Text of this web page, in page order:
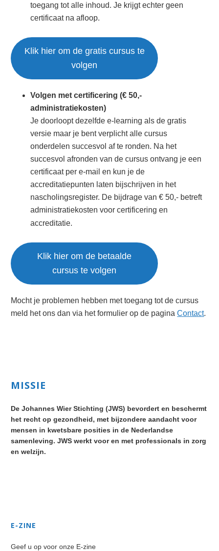
toegang tot alle inhoud. Je krijgt echter geen
certificaat na afloop.
Klik hier om de gratis cursus te
volgen
Volgen met certificering (€ 50,-
administratiekosten)
Je doorloopt dezelfde e-learning als de gratis
versie maar je bent verplicht alle cursus
onderdelen succesvol af te ronden. Na het
succesvol afronden van de cursus ontvang je een
certificaat per e-mail en kun je de
accreditatiepunten laten bijschrijven in het
nascholingsregister. De bijdrage van € 50,- betreft
administratiekosten voor certificering en
accreditatie.
Klik hier om de betaalde
cursus te volgen
Mocht je problemen hebben met toegang tot de cursus
meld het ons dan via het formulier op de paginaContact.
Primary
MISSIE
De Johannes Wier Stichting (JWS) bevordert en beschermt
het recht op gezondheid, met bijzondere aandacht voor
mensen in kwetsbare posities in de Nederlandse
samenleving. JWS werkt voor en met professionals in zorg
en welzijn.
E-ZINE
Geef u op voor onze E-zine